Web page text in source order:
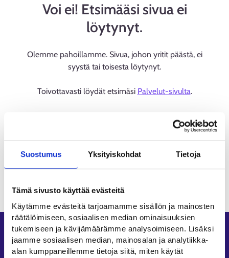
Suostumus Yksityiskohdat Tietoja
Tämä sivusto käyttää evästeitä
Käytämme evästeitä tarjoamamme sisällön ja mainosten
räätälöimiseen, sosiaalisen median ominaisuuksien
tukemiseen ja kävijämäärämme analysoimiseen. Lisäksi
jaamme sosiaalisen median, mainosalan ja analytiikka-
alan kumppaneillemme tietoja siitä, miten käytät
Voi ei! Etsimääsi sivua ei
löytynyt.
Olemme pahoillamme. Sivua, johon yritit päästä, ei
syystä tai toisesta löytynyt.
Toivottavasti löydät etsimäsi Palvelut-sivulta.
Oikopolut
Asiointi